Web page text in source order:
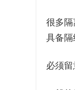
很多
具备隔
必须留